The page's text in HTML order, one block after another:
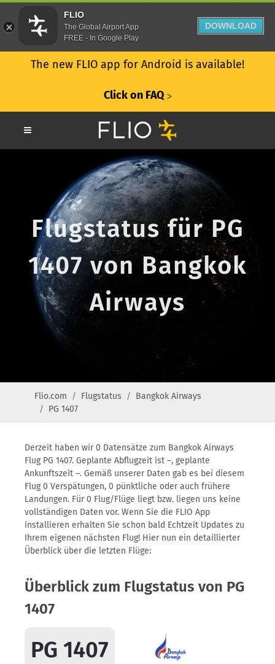
The new FLIO app for Android is available!
Click on FAQ ᐳ
Flugstatus für PG
1407 von Bangkok
Airways
Flio.com Flugstatus
Bangkok Airways
PG 1407
Derzeit haben wir 0 Datensätze zum Bangkok Airways
Flug PG 1407. Geplante Abflugzeit ist –, geplante
Ankunftszeit –. Gemäß unserer Daten gab es bei diesem
Flug 0 Verspätungen, 0 pünktliche oder auch frühere
Landungen. Für 0 Flug/Flüge liegt bzw. liegen uns keine
vollständigen Daten vor. Wenn Sie die FLIO App
installieren erhalten Sie schon bald Echtzeit Updates zu
Ihrem eigenen nächsten Flug! Hier nun ein detaillierter
Überblick über die letzten Flüge:
Überblick zum Flugstatus von PG
1407
PG 1407
FLIO
The Global Airport App
FREE - In Google Play
DOWNLOAD